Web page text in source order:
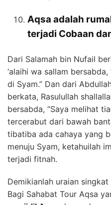
Aqsa adalah
terjadi Cobaan
Dari Salamah bin Nufail
‘alaihi wa sallam
di Syam.” Dan dari
berkata, Rasulullah
bersabda, “Saya melihat
tercerabut dari bawah
tibatiba ada cahaya yang
menuju Syam, ketahuilah
terjadi fitnah.
Demikianlah uraian
Bagi Sahabat Tour Aqsa